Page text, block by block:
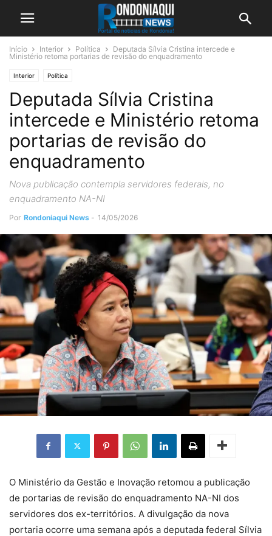
Início Interior Política
Deputada Sílvia Cristina intercede e
Ministério retoma portarias de revisão do enquadramento
Interior Política
Deputada Sílvia Cristina
intercede e Ministério retoma
portarias de revisão do
enquadramento
Nova publicação contempla servidores federais, no
enquadramento NA-NI
Por Rondoniaqui News - 14/05/2026
O Ministério da Gestão e Inovação retomou a publicação
de portarias de revisão do enquadramento NA-NI dos
servidores dos ex-territórios. A divulgação da nova
portaria ocorre uma semana após a deputada federal Sílvia